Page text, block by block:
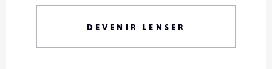
DEVENIR LENSER